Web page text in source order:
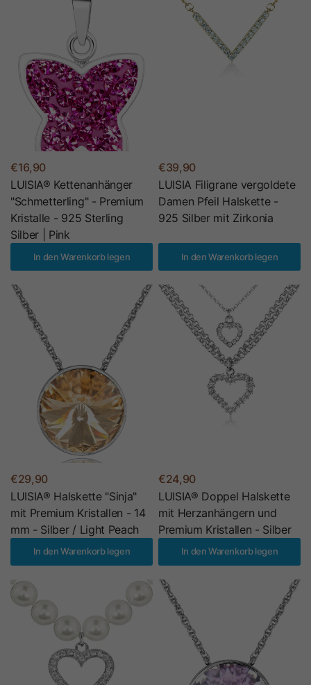
€16,90
LUISIA® Kettenanhänger
"Schmetterling" - Premium
Kristalle - 925 Sterling
Silber | Pink
In den Warenkorb legen
€39,90
LUISIA Filigrane vergoldete
Damen Pfeil Halskette -
925 Silber mit Zirkonia
In den Warenkorb legen
€29,90
LUISIA® Halskette "Sinja"
mit Premium Kristallen - 14
mm - Silber / Light Peach
In den Warenkorb legen
€24,90
LUISIA® Doppel Halskette
mit Herzanhängern und
Premium Kristallen - Silber
In den Warenkorb legen